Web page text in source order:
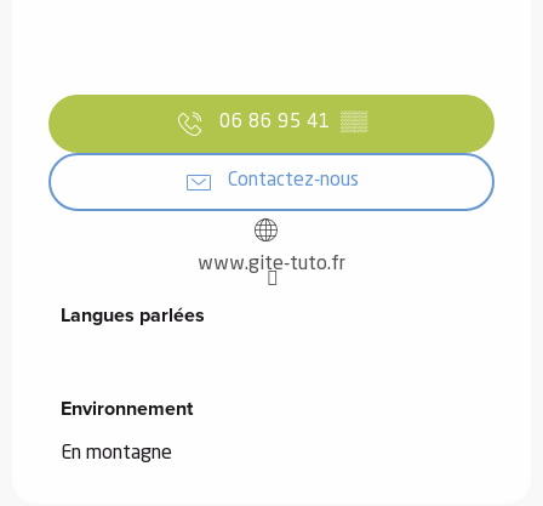
06 86 95 41 ▒▒
Contactez-nous
www.gite-tuto.fr
Langues parlées
Langues parlées
Environnement
Environnement
En montagne